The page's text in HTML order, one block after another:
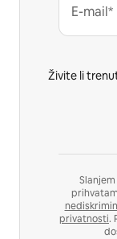
E-mail*
Živite li
privatnosti.